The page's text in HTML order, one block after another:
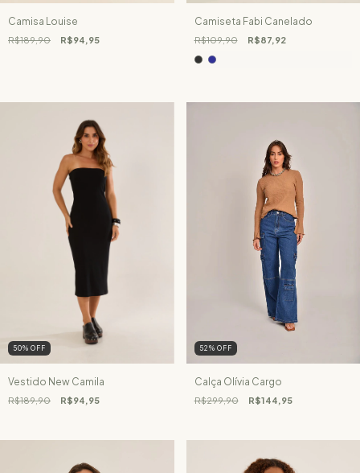
Camisa Louise
R$189,90 R$94,95
Camiseta Fabi Canelado
R$109,90 R$87,92
50% OFF
Vestido New Camila
R$189,90 R$94,95
52 % OFF
Calça Olívia Cargo
R$299,90 R$144,95